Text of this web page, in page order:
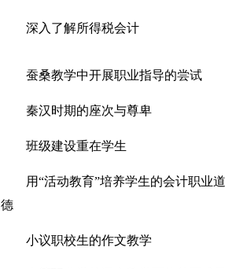
深入了解所得税会计
蚕桑教学中开展职业指导的尝试
秦汉时期的座次与尊卑
班级建设重在学生
用“活动教育”培养学生的会计职业道
德
小议职校生的作文教学